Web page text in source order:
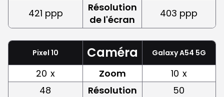
421 ppp
Résolution
de l'écran
403 ppp
Pixel 10 Caméra Galaxy A54 5G
20 x Zoom 10 x
48
Résolution
50